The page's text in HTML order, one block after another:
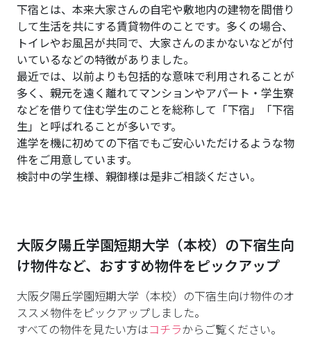
下宿とは、本来大家さんの自宅や敷地内の建物を間借り
して生活を共にする賃貸物件のことです。多くの場合、
トイレやお風呂が共同で、大家さんのまかないなどが付
いているなどの特徴がありました。
最近では、以前よりも包括的な意味で利用されることが
多く、親元を遠く離れてマンションやアパート・学生寮
などを借りて住む学生のことを総称して「下宿」「下宿
生」と呼ばれることが多いです。
進学を機に初めての下宿でもご安心いただけるような物
件をご用意しています。
検討中の学生様、親御様は是非ご相談ください。
大阪夕陽丘学園短期大学（本校） の下宿生向
け物件など、おすすめ物件をピックアップ
大阪夕陽丘学園短期大学（本校）の下宿生向け物件のオ
ススメ物件をピックアップしました。
すべての物件を見たい方はコチラからご覧ください。